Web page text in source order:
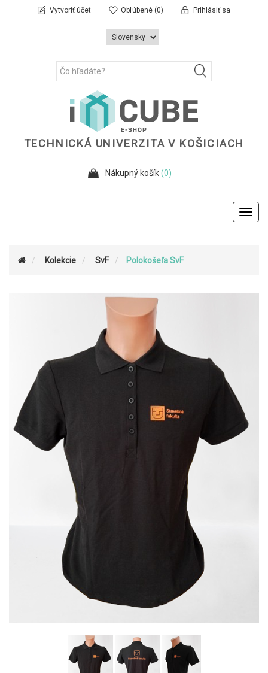
Vytvoriť účet Obľúbené (0) Prihlásiť sa
TECHNICKÁ UNIVERZITA V KOŠICIACH
Nákupný košík(0)
Kolekcie SvF Polokošeľa SvF